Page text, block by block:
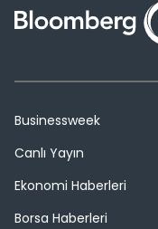
Businessweek
Canlı Yayın
Ekonomi Haberleri
Borsa Haberleri